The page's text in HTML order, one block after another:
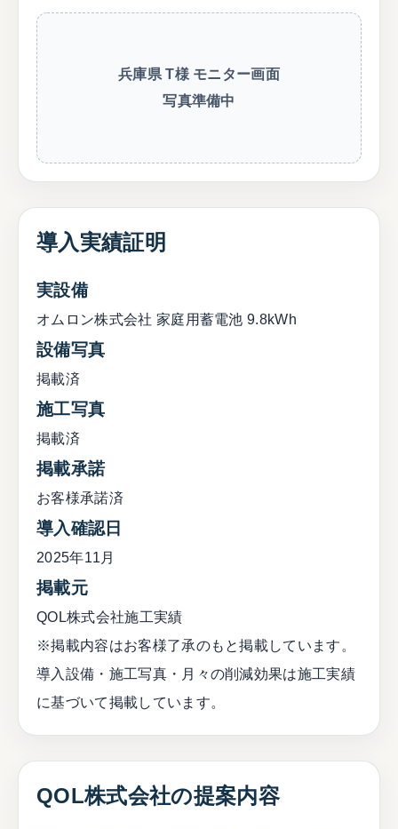
兵庫県 T様 モニター画面
写真準備中
導入実績証明
実設備
オムロン株式会社 家庭用蓄電池 9.8kWh
設備写真
掲載済
施工写真
掲載済
掲載承諾
お客様承諾済
導入確認日
2025年11月
掲載元
QOL株式会社施工実績
※掲載内容はお客様了承のもと掲載しています。
導入設備・施工写真・月々の削減効果は施工実績
に基づいて掲載しています。
QOL株式会社の提案内容